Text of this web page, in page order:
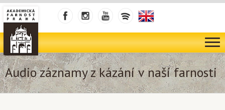
Audio záznamy z kázání v naší farnosti